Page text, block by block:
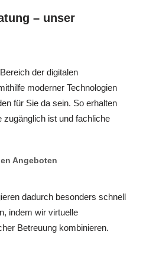
– unser
der digitalen
moderner Technologien
für Sie da sein. So erhalten
zugänglich ist und fachliche
Angeboten
dadurch besonders schnell
indem wir virtuelle
Betreuung kombinieren.